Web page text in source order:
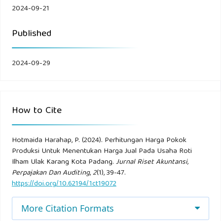
2024-09-21
Published
2024-09-29
How to Cite
Hotmaida Harahap, P. (2024). Perhitungan Harga Pokok
Produksi Untuk Menentukan Harga Jual Pada Usaha Roti
Ilham Ulak Karang Kota Padang.Jurnal Riset Akuntansi,
Perpajakan Dan Auditing,2(1), 39-47.
https://doi.org/10.62194/1ct19072
More Citation Formats